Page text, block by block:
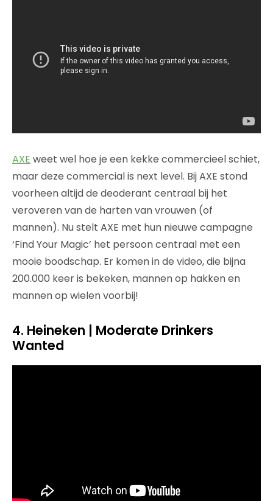
AXE weet wel hoe je een kekke commercieel schiet,
maar deze commercial is next level. Bij AXE stond
voorheen altijd de deoderant centraal bij het
veroveren van de harten van vrouwen (of
mannen). Nu stelt AXE met hun nieuwe campagne
‘Find Your Magic’ het persoon centraal met een
mooie boodschap. Er komen in de video, die bijna
200.000 keer is bekeken, mannen op hakken en
mannen op wielen voorbij!
4. Heineken | Moderate Drinkers
Wanted